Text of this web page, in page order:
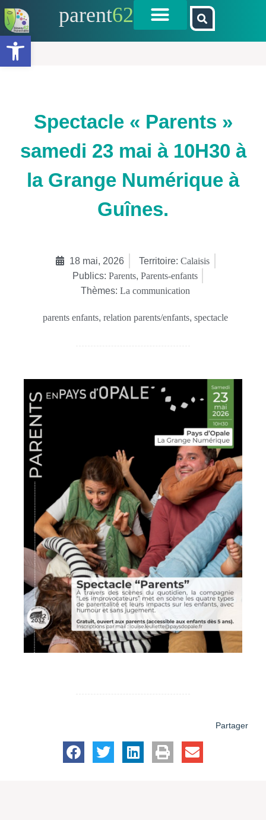
Ouvrir la barre d’outils
parent62
Spectacle « Parents »
samedi 23 mai à 10H30 à
la Grange Numérique à
Guînes.
18 mai, 2026 Territoire: Calaisis
Publics: Parents, Parents-enfants
Thèmes: La communication
parents enfants, relation parents/enfants, spectacle
Partager